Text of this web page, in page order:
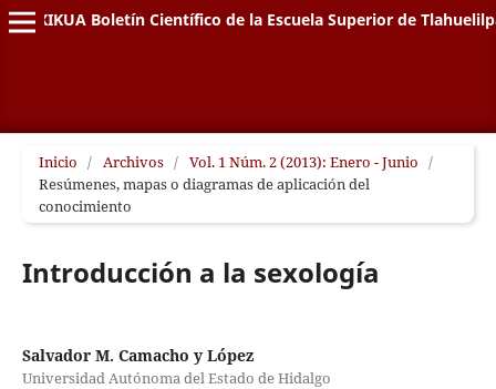
XIKUA Boletín Científico de la Escuela Superior de
Inicio / Archivos / Vol. 1 Núm. 2 (2013): Enero - Junio /
Resúmenes, mapas o diagramas de aplicación del
conocimiento
Introducción a la sexología
Salvador M. Camacho y López
Universidad Autónoma del Estado de Hidalgo